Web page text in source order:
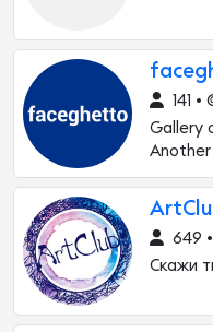
141
Gallery
Another
649
Скажи